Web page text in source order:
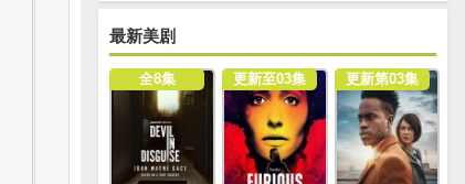
最新美剧
全8集 更新至03集 更新第03集